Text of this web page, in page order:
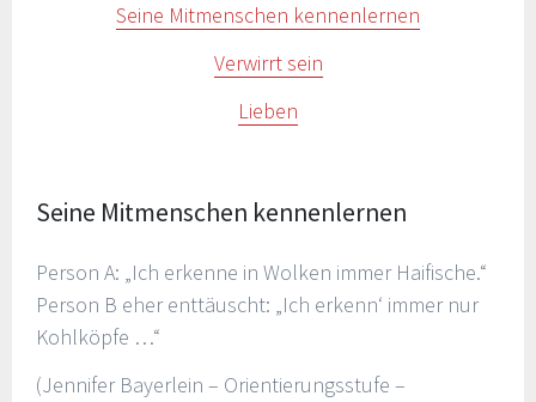
Seine Mitmenschen kennenlernen
Verwirrt sein
Lieben
Seine Mitmenschen kennenlernen
Person A: „Ich erkenne in Wolken immer Haifische.“
Person B eher enttäuscht: „Ich erkenn‘ immer nur
Kohlköpfe …“
(Jennifer Bayerlein – Orientierungsstufe –